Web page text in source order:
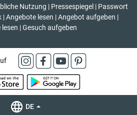
Nutzung | Pressespiegel | Passwort
| Angebote lesen | Angebot aufgeben |
lesen | Gesuch aufgeben
DE